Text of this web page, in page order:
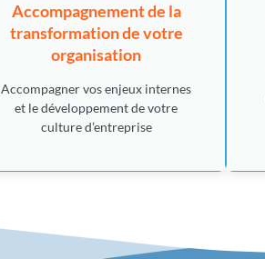
Accompagnement de la
transformation de votre
organisation
Accompagner vos enjeux internes
et le développement de votre
culture d’entreprise